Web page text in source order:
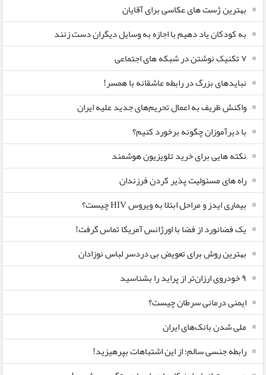
بهترین ژست های عکاسی برای آقایان
به کودکان یاد دهیم با اجازه به وسایل دیگران دست زنند
۷ تکنیک نوشتن در شبکه های اجتماعی
نبایدهای بزرگ در رابطه عاشقانه با همسر!
واکنش ظریف به اعمال تحریم‌های جدید علیه ایران
با دیرآموزان چگونه برخورد کنیم؟
نکته هایی برای خرید تلویزیون هوشمند
راه های مسئولیت پذیر کردن فرزندان
بیماری ایدز و مراحل ابتلا به ویروس HIV چیست؟
یک فضانورد از فضا با اورژانس آمریکا تماس گرفت!
بهترین روش برای تعویض بی دردسر لباس نوزادان
٩ خودروی ارزان‌تر از پراید را بشناسید
ایمنی درمانی سرطان چیست؟
ملی شدن بانک‌های ایران
رابطه جنسی سالم؛ از این اشتباهات بپرهیزید!